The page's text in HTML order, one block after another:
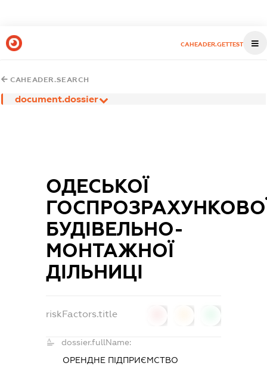
CAHEADER.GETTEST
CAHEADER.SEARCH
document.dossier
ОДЕСЬКОЇ
БУДІВЕЛЬНО-
МОНТАЖНОЇ
ДІЛЬНИЦІ
riskFactors.title
dossier.fullName:
ОРЕНДНЕ ПІДПРИЄМСТВО